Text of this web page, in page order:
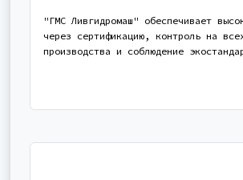
"ГМС Ливгидромаш" обеспечивает
через сертификацию, контроль на
производства и соблюдение